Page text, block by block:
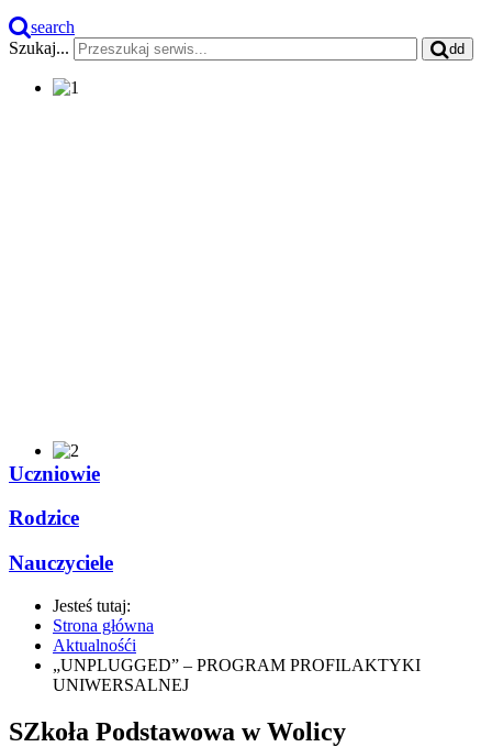
search
Szukaj...
dd
Uczniowie
Rodzice
Nauczyciele
Jesteś tutaj:
Strona główna
Aktualnośći
„UNPLUGGED” – PROGRAM PROFILAKTYKI
UNIWERSALNEJ
SZkoła Podstawowa w Wolicy